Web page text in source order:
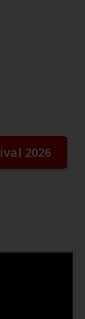
2026